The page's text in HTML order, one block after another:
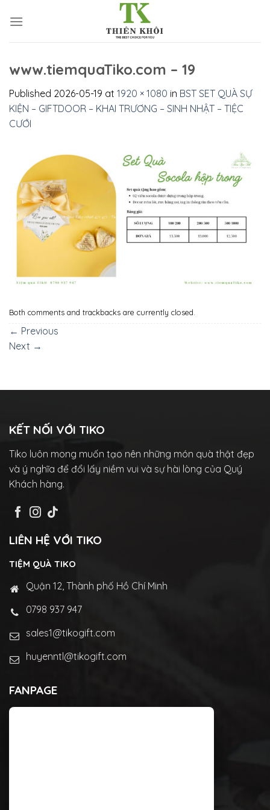
www.tiemquaTiko.com – 19
Published 2026-05-19 at 1920 × 1080 in BST SET QUÀ SỰ
KIỆN – GIFTDOOR – KHAI TRƯƠNG – SINH NHẬT – TIỆC
CƯỚI
Both comments and trackbacks are currently closed.
← Previous
Next →
KẾT NỐI VỚI TIKO
Tiko luôn mong muốn tạo nên những món quà thật đẹp
và ý nghĩa để đổi lấy niềm vui và sự hài lòng của Quý
Khách hàng.
LIÊN HỆ VỚI TIKO
TIỆM QUÀ TIKO
Quận 12, Thành phố Hồ Chí Minh
0798 937 947
sales1@tikogift.com
huyenntl@tikogift.com
FANPAGE